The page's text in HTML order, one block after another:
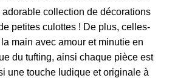
collection de décorations
petites culottes ! De plus, celles-
main avec amour et minutie en
du tufting, ainsi chaque pièce est
une touche ludique et originale à